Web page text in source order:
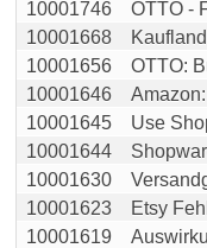
10001746
OTTO -
10001668
10001656
OTTO:
10001646
10001645
Use
10001644
10001630
10001623
Etsy
10001619